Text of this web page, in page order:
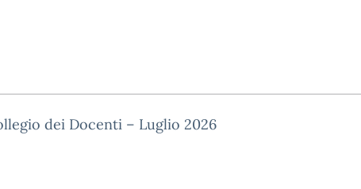
dei Docenti – Luglio 2026